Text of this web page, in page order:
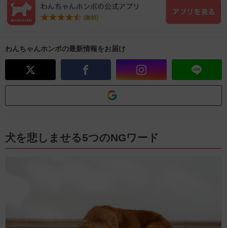
わんちゃんホンポの最新情報をお届け
犬を悲しませる5つのNGワード